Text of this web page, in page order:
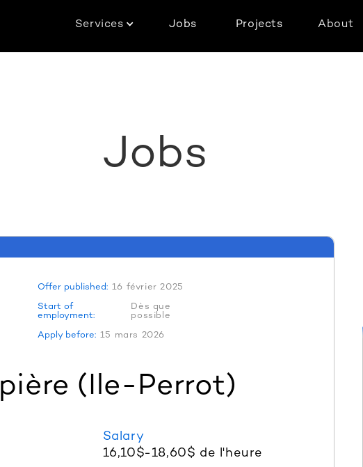
Services Jobs Projects About
Jobs
Offer published: 16 février 2025
Start of
employment:
Dès que
possible
Apply before: 15 mars 2026
(Ile-Perrot)
Salary
16,10$-18,60$ de l'heure